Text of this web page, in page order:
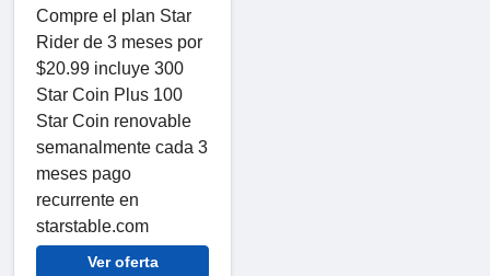
Compre el plan Star
Rider de 3 meses por
$20.99 incluye 300
Star Coin Plus 100
Star Coin renovable
semanalmente cada 3
meses pago
recurrente en
starstable.com
Ver oferta